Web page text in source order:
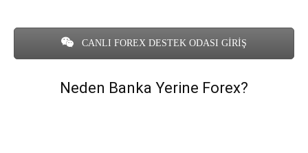
CANLI FOREX DESTEK ODASI GİRİŞ
Neden Banka Yerine Forex?